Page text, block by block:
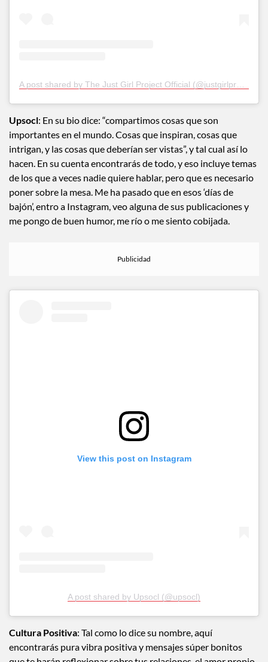
Upsocl: En su bio dice: “compartimos cosas que son
importantes en el mundo. Cosas que inspiran, cosas que
intrigan, y las cosas que deberían ser vistas”, y tal cual así lo
hacen. En su cuenta encontrarás de todo, y eso incluye temas
de los que a veces nadie quiere hablar, pero que es necesario
poner sobre la mesa. Me ha pasado que en esos ‘días de
bajón’, entro a Instagram, veo alguna de sus publicaciones y
me pongo de buen humor, me río o me siento cobijada.
View this post on Instagram
A post shared by Upsocl (@upsocl)
Cultura Positiva: Tal como lo dice su nombre, aquí
encontrarás pura vibra positiva y mensajes súper bonitos